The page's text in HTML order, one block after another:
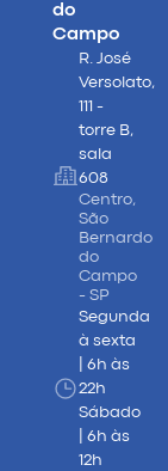
do
Campo
R. José
Versolato,
111 -
torre B,
sala
608
Centro,
São
Bernardo
do
Campo
- SP
Segunda
à sexta
| 6h às
22h
Sábado
| 6h às
12h